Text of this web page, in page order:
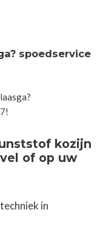
spoedservice
kozijn
of op uw
in